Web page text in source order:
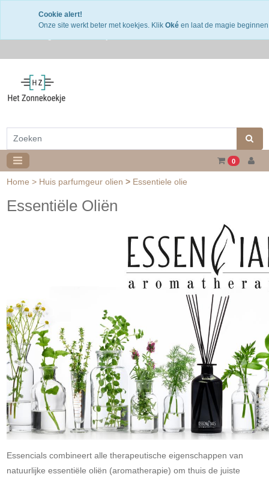
Snelle levering
Gratis verzending v.a. €50,- NL of €75,-BE/DU
0
Home > Huis parfumgeur olien > Essentiele olie
Essentiële Oliën
Essencials combineert alle therapeutische eigenschappen van
natuurlijke essentiële oliën (aromatherapie) om thuis de juiste
Cookie alert!
Onze site werkt beter met koekjes. Klik Oké en laat de magie